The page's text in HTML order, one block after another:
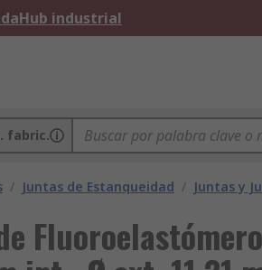
Hub industrial
fabric.
/ Juntas de Estanqueidad / Juntas y